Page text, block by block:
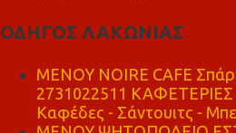
ΟΔΗΓΟΣ ΛΑΚΩΝΙΑΣ
MENOY NOIRE CAFE
2731022511
Καφέδες - Σάντουιτς -